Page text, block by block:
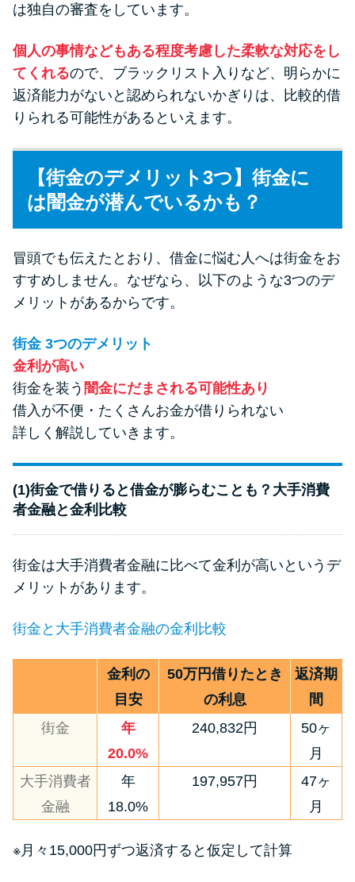
は独自の審査をしています。
個人の事情などもある程度考慮した柔軟な対応をし
てくれるので、ブラックリスト入りなど、明らかに
返済能力がないと認められないかぎりは、比較的借
りられる可能性があるといえます。
【街金のデメリット3つ】街金に
は闇金が潜んでいるかも？
冒頭でも伝えたとおり、借金に悩む人へは街金をお
すすめしません。なぜなら、以下のような3つのデ
メリットがあるからです。
街金 3つのデメリット
金利が高い
街金を装う 闇金にだまされる可能性あり
借入が不便・たくさんお金が借りられない
詳しく解説していきます。
(1)街金で借りると借金が膨らむことも？大手消費
者金融と金利比較
街金は大手消費者金融に比べて金利が高いというデ
メリットがあります。
街金と大手消費者金融の金利比較
金利の
目安
50万円借りたとき
の利息
返済期
間
街金
年
20.0%
240,832円
50ヶ
月
大手消費者
金融
年
18.0%
197,957円
47ヶ
月
※月々15,000円ずつ返済すると仮定して計算